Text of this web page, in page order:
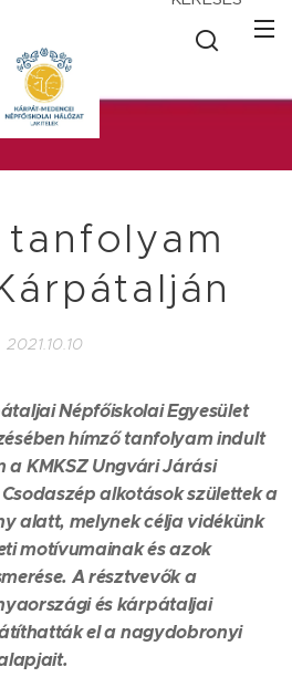
tanfolyam
2021.10.10
Népfőiskolai Egyesület
hímző tanfolyam indult
a KMKSZ Ungvári Járási
alkotások születtek a
alatt, melynek célja vidékünk
motívumainak és azok
A résztvevők a
és kárpátaljai
el a nagydobronyi